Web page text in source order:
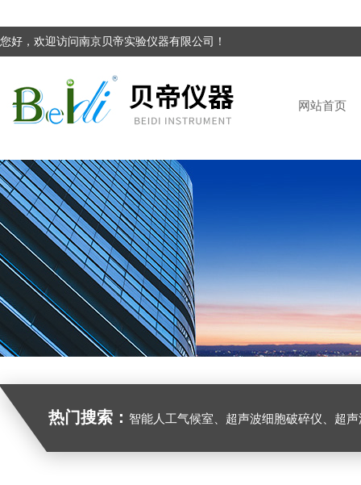
您好，欢迎访问南京贝帝实验仪器有限公司！
网站首页
热门搜索： 智能人工气候室、超声波细胞破碎仪、超